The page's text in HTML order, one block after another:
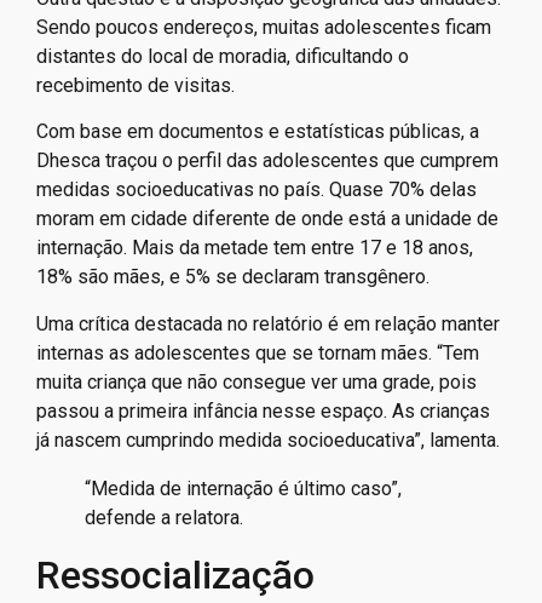
Sendo poucos endereços, muitas adolescentes ficam
distantes do local de moradia, dificultando o
recebimento de visitas.
Com base em documentos e estatísticas públicas, a
Dhesca traçou o perfil das adolescentes que cumprem
medidas socioeducativas no país. Quase 70% delas
moram em cidade diferente de onde está a unidade de
internação. Mais da metade tem entre 17 e 18 anos,
18% são mães, e 5% se declaram transgênero.
Uma crítica destacada no relatório é em relação manter
internas as adolescentes que se tornam mães. “Tem
muita criança que não consegue ver uma grade, pois
passou a primeira infância nesse espaço. As crianças
já nascem cumprindo medida socioeducativa”, lamenta.
“Medida de internação é último caso”,
defende a relatora.
Ressocialização